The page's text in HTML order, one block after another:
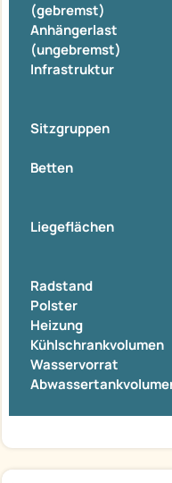
(gebremst)
Anhängerlast
(ungebremst)
Infrastruktur
Sitzgruppen
Betten
Liegeflächen
Radstand
Polster
Heizung
Kühlschrankvolumen
Wasservorrat